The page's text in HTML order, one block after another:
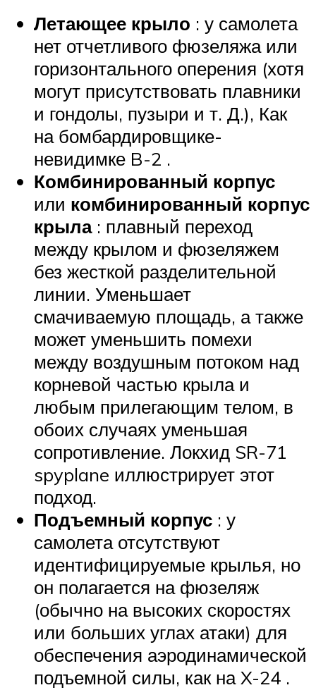
Летающее крыло : у самолета
нет отчетливого фюзеляжа или
горизонтального оперения (хотя
могут присутствовать плавники
и гондолы, пузыри и т. Д.), Как
на бомбардировщике-
невидимке B-2 .
Комбинированный корпус
или комбинированный корпус
крыла: плавный переход
между крылом и фюзеляжем
без жесткой разделительной
линии. Уменьшает
смачиваемую площадь, а также
может уменьшить помехи
между воздушным потоком над
корневой частью крыла и
любым прилегающим телом, в
обоих случаях уменьшая
сопротивление. Локхид SR-71
spyplane иллюстрирует этот
подход.
Подъемный корпус : у
самолета отсутствуют
идентифицируемые крылья, но
он полагается на фюзеляж
(обычно на высоких скоростях
или больших углах атаки) для
обеспечения аэродинамической
подъемной силы, как на X-24 .